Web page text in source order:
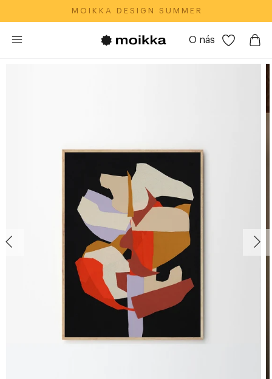
M O I K K A‎ ‎ ‎ D E S I G N‎ ‎ ‎ S U M M E R
O nás